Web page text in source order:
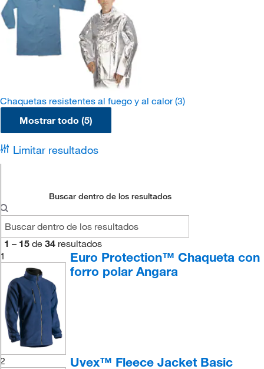
Chaquetas resistentes al fuego y al calor(3)
Mostrar todo (5)
Limitar resultados
Buscar dentro de los resultados
1 – 15 de 34 resultados
1
Euro Protection™ Chaqueta con
forro polar Angara
2
Uvex™ Fleece Jacket Basic